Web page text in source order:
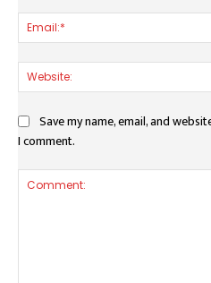
Save my name, email, and
I comment.